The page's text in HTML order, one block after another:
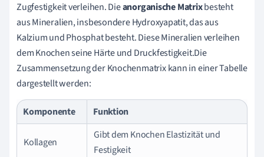
Zugfestigkeit verleihen. Dieanorganische Matrixbesteht
aus Mineralien, insbesondere Hydroxyapatit, das aus
Kalzium und Phosphat besteht. Diese Mineralien verleihen
dem Knochen seine Härte und Druckfestigkeit.Die
Zusammensetzung der Knochenmatrix kann in einer Tabelle
dargestellt werden:
Komponente Funktion
Kollagen
Gibt dem Knochen Elastizität und
Festigkeit